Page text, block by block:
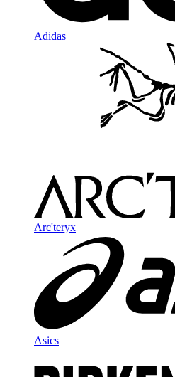
Adidas
Arc'teryx
Asics